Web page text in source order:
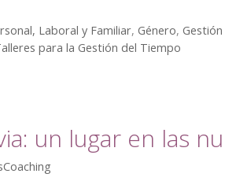
Laboral y Familiar, Género,
para la Gestión del Tiempo
un lugar en las